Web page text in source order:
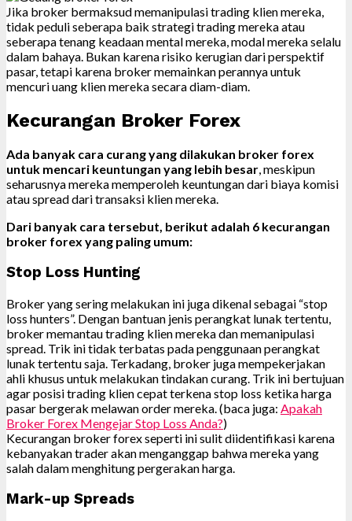
Jika broker bermaksud memanipulasi trading klien mereka,
tidak peduli seberapa baik strategi trading mereka atau
seberapa tenang keadaan mental mereka, modal mereka selalu
dalam bahaya. Bukan karena risiko kerugian dari perspektif
pasar, tetapi karena broker memainkan perannya untuk
mencuri uang klien mereka secara diam-diam.
Kecurangan Broker Forex
Ada banyak cara curang yang dilakukan broker forex
untuk mencari keuntungan yang lebih besar, meskipun
seharusnya mereka memperoleh keuntungan dari biaya komisi
atau spread dari transaksi klien mereka.
Dari banyak cara tersebut, berikut adalah 6 kecurangan
broker forex yang paling umum:
Stop Loss Hunting
Broker yang sering melakukan ini juga dikenal sebagai “stop
loss hunters”. Dengan bantuan jenis perangkat lunak tertentu,
broker memantau trading klien mereka dan memanipulasi
spread. Trik ini tidak terbatas pada penggunaan perangkat
lunak tertentu saja. Terkadang, broker juga mempekerjakan
ahli khusus untuk melakukan tindakan curang. Trik ini bertujuan
agar posisi trading klien cepat terkena stop loss ketika harga
pasar bergerak melawan order mereka. (baca juga: Apakah
Broker Forex Mengejar Stop Loss Anda?)
Kecurangan broker forex seperti ini sulit diidentifikasi karena
kebanyakan trader akan menganggap bahwa mereka yang
salah dalam menghitung pergerakan harga.
Mark-up Spreads